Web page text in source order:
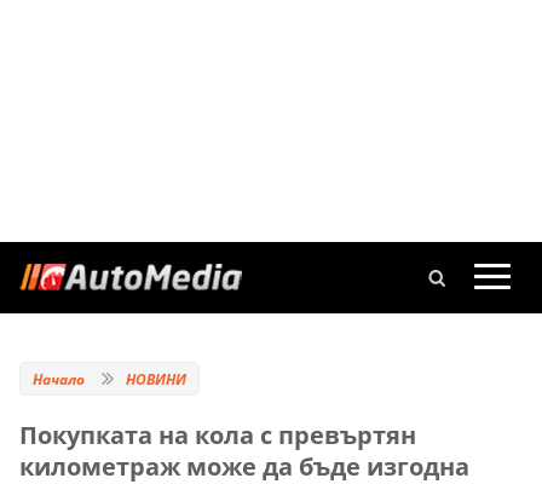
Начало НОВИНИ
Покупката на кола с превъртян
километраж може да бъде изгодна